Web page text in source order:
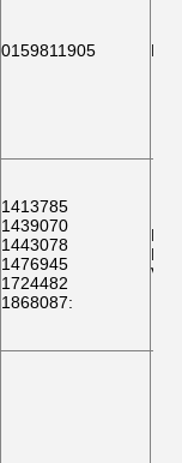
0159811905 F
1413785
1439070
1443078
1476945
1724482
1868087:
F